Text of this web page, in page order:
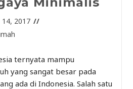
14, 2017
ternyata mampu
yang sangat besar pada
ada di Indonesia. Salah satu